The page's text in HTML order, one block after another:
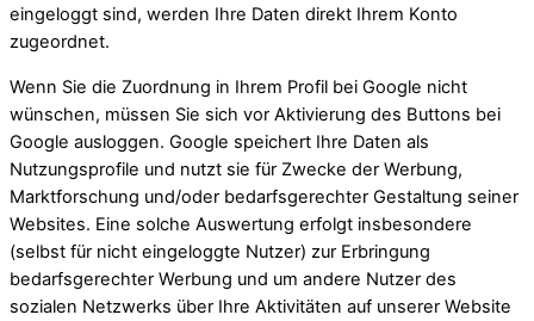
eingeloggt sind, werden Ihre Daten direkt Ihrem Konto
zugeordnet.
Wenn Sie die Zuordnung in Ihrem Profil bei Google nicht
wünschen, müssen Sie sich vor Aktivierung des Buttons bei
Google ausloggen. Google speichert Ihre Daten als
Nutzungsprofile und nutzt sie für Zwecke der Werbung,
Marktforschung und/oder bedarfsgerechter Gestaltung seiner
Websites. Eine solche Auswertung erfolgt insbesondere
(selbst für nicht eingeloggte Nutzer) zur Erbringung
bedarfsgerechter Werbung und um andere Nutzer des
sozialen Netzwerks über Ihre Aktivitäten auf unserer Website